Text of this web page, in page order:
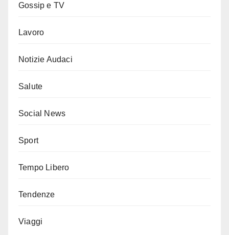
Gossip e TV
Lavoro
Notizie Audaci
Salute
Social News
Sport
Tempo Libero
Tendenze
Viaggi